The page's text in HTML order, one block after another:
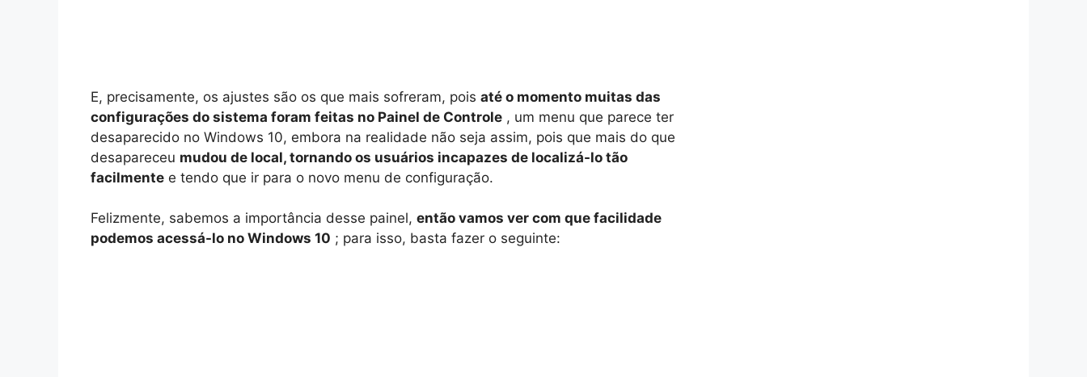
E, precisamente, os ajustes são os que mais sofreram, pois até o momento muitas das
configurações do sistema foram feitas no Painel de Controle , um menu que parece ter
desaparecido no Windows 10, embora na realidade não seja assim, pois que mais do que
desapareceu mudou de local, tornando os usuários incapazes de localizá-lo tão
facilmente e tendo que ir para o novo menu de configuração.
Felizmente, sabemos a importância desse painel, então vamos ver com que facilidade
podemos acessá-lo no Windows 10 ; para isso, basta fazer o seguinte: